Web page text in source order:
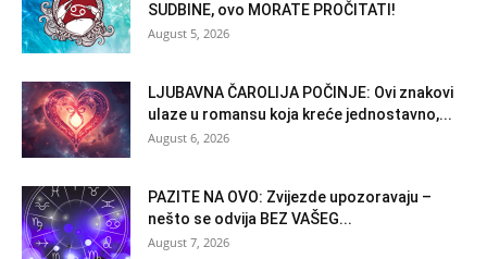
SUDBINE, ovo MORATE PROČITATI!
August 5, 2026
LJUBAVNA ČAROLIJA POČINJE: Ovi znakovi
ulaze u romansu koja kreće jednostavno,...
August 6, 2026
PAZITE NA OVO: Zvijezde upozoravaju –
nešto se odvija BEZ VAŠEG...
August 7, 2026